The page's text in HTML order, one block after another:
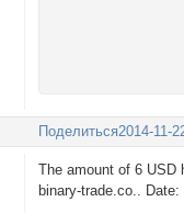
Поделиться2014-11-
The amount of 6 USD
binary-trade.co.. Date: